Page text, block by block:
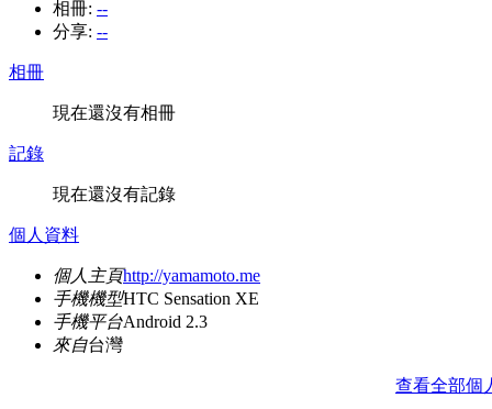
相冊: --
分享: --
相冊
現在還沒有相冊
記錄
現在還沒有記錄
個人資料
個人主頁http://yamamoto.me
手機機型HTC Sensation XE
手機平台Android 2.3
來自台灣
查看全部個